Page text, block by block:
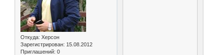
Откуда: Херсон
Зарегистрирован: 15.08.2012
Приглашений: 0